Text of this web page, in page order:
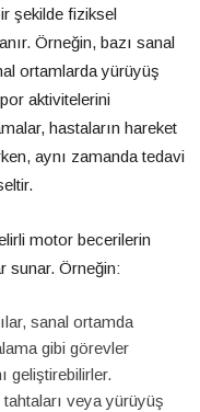
şekilde fiziksel
Örneğin, bazı sanal
ortamlarda yürüyüş
aktivitelerini
hastaların hareket
aynı zamanda tedavi
motor becerilerin
sunar. Örneğin:
sanal ortamda
gibi görevler
geliştirebilirler.
veya yürüyüş